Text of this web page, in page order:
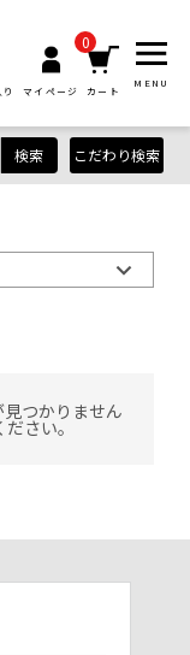
マイページ
0
カート
MENU
検索 こだわり検索
つかりません
さい。